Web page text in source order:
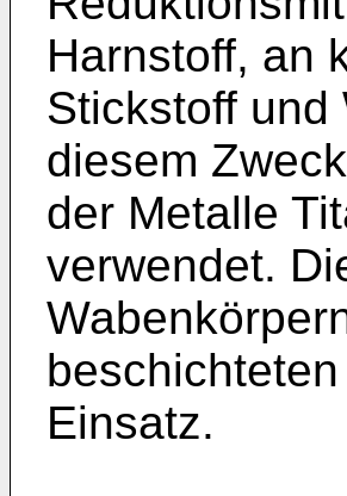
Harnstoff, an
Stickstoff und
diesem
der Metalle
verwendet.
Einsatz.